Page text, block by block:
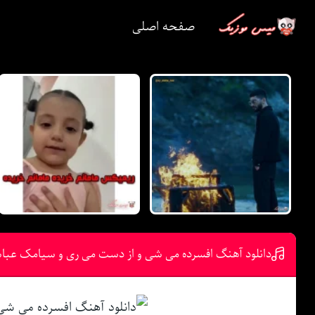
صفحه اصلی
دانلود آهنگ افسرده می شی و از دست می ری و سیامک